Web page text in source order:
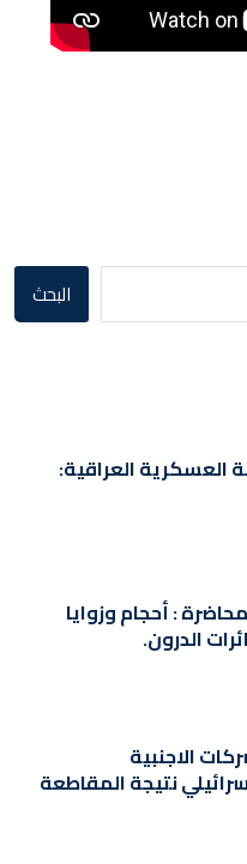
البحث
العراقية:
: أحجام وزوايا
الدرون.
الاجنبية
نتيجة المقاطعة